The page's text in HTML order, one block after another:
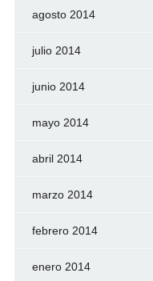
agosto 2014
julio 2014
junio 2014
mayo 2014
abril 2014
marzo 2014
febrero 2014
enero 2014